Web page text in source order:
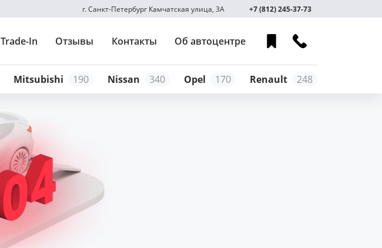
г. Санкт-Петербург Камчатская улица, 3А +7 (812) 245-37-73
Trade-In Отзывы Контакты Об автоцентре
Mitsubishi 190 Nissan 340 Opel 170 Renault 248